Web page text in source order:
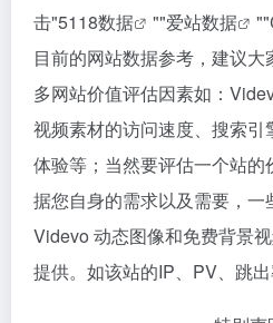
击"5118数据 ""爱站数据 ""
目前的网站数据参考，建议
多网站价值评估因素如：
视频素材的访问速度、搜索
体验等；当然要评估一个站
据您自身的需求以及需要，
Videvo 动态图像和免费背景
提供。如该站的IP、PV、跳出